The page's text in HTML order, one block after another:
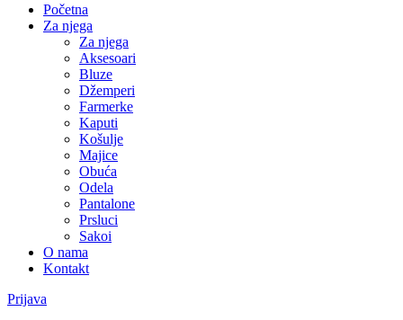
Početna
Za njega
Za njega
Aksesoari
Bluze
Džemperi
Farmerke
Kaputi
Košulje
Majice
Obuća
Odela
Pantalone
Prsluci
Sakoi
O nama
Kontakt
Prijava